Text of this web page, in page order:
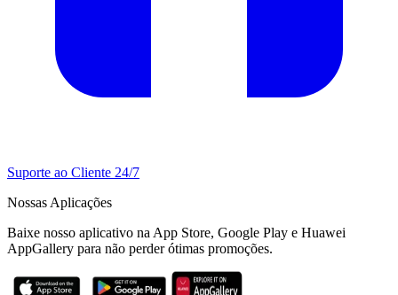
Suporte ao Cliente 24/7
Nossas Aplicações
Baixe nosso aplicativo na App Store, Google Play e Huawei
AppGallery para não perder ótimas promoções.